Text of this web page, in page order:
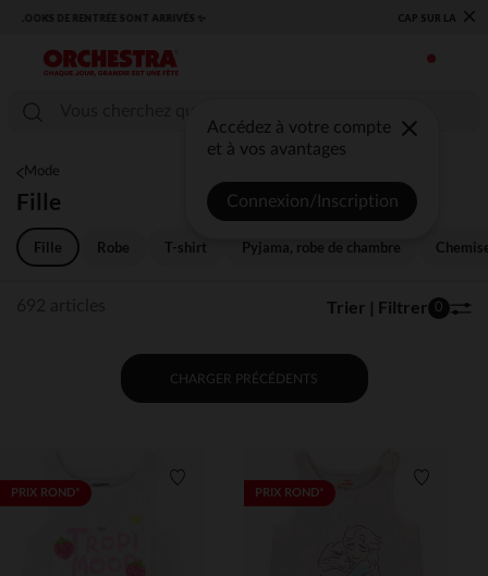
​CAP SUR LA RENTRÉE RETROUVEZ NOS ESSENTIELS ✏️🎒​ ×
Accédez à votre compte
et à vos avantages
Connexion/Inscription
Mode
Fille
Fille Robe T-shirt Pyjama, robe de chambre
Trier | Filtrer 0
CHARGER PRÉCÉDENTS
PRIX ROND* Liste de souhaits
PRIX ROND*